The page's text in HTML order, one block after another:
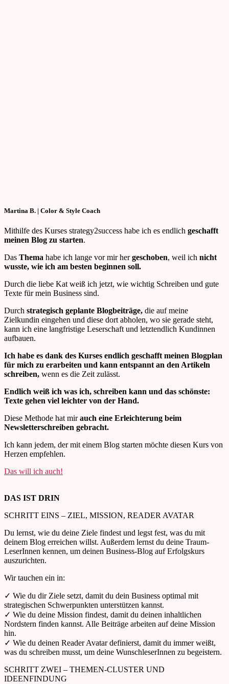
Martina B. | Color & Style Coach
Mithilfe des Kurses strategy2success habe ich es endlich geschafft
meinen Blog zu starten.
Das Thema habe ich lange vor mir hergeschoben, weil ich nicht
wusste, wie ich am besten beginnen soll.
Durch die liebe Kat weiß ich jetzt, wie wichtig Schreiben und gute
Texte für mein Business sind.
Durch strategisch geplante Blogbeiträge, die auf meine
Zielkundin eingehen und diese dort abholen, wo sie gerade steht,
kann ich eine langfristige Leserschaft und letztendlich Kundinnen
aufbauen.
Ich habe es dank des Kurses endlich geschafft meinen Blogplan
für mich zu erarbeiten und kann entspannt an den Artikeln
schreiben, wenn es die Zeit zulässt.
Endlich weiß ich was ich, schreiben kann und das schönste:
Texte gehen viel leichter von der Hand.
Diese Methode hat mirauch eine Erleichterung beim
Newsletterschreiben gebracht.
Ich kann jedem, der mit einem Blog starten möchte diesen Kurs von
Herzen empfehlen.
Das will ich auch!
DAS IST DRIN
SCHRITT EINS – ZIEL, MISSION, READER AVATAR
Du lernst, wie du deine Ziele findest und legst fest, was du mit
deinem Blog erreichen willst. Außerdem lernst du deine Traum-
LeserInnen kennen, um deinen Business-Blog auf Erfolgskurs
auszurichten.
Wir tauchen ein in:
✓ Wie du dir Ziele setzt, damit du dein Business optimal mit
strategischen Schwerpunkten unterstützen kannst.
✓ Wie du deine Mission findest, damit du deinen inhaltlichen
Nordstern finden kannst. Alle Beiträge arbeiten auf deine Mission
hin.
✓ Wie du deinen Reader Avatar definierst, damit du immer weißt,
was du schreiben musst, um deine WunschleserInnen zu begeistern.
SCHRITT ZWEI – THEMEN-CLUSTER UND
IDEENFINDUNG